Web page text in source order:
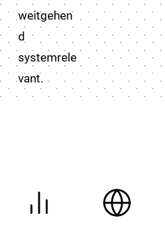
weitgehen
d
systemrele
vant.